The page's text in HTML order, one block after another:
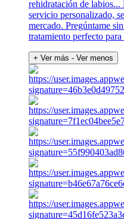
rehidratación de
servicio personalizado,
mercado. Pregúntame
tratamiento perfecto para
+ Ver más - Ver menos